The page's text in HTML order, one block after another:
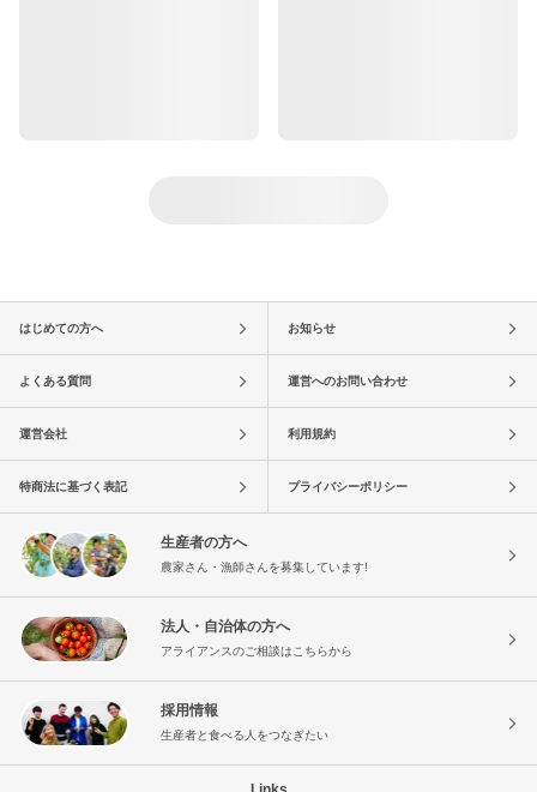
はじめての方へ お知らせ
よくある質問 運営へのお問い合わせ
運営会社 利用規約
特商法に基づく表記 プライバシーポリシー
生産者の方へ
農家さん・漁師さんを募集しています!
法人・自治体の方へ
アライアンスのご相談はこちらから
採用情報
生産者と食べる人をつなぎたい